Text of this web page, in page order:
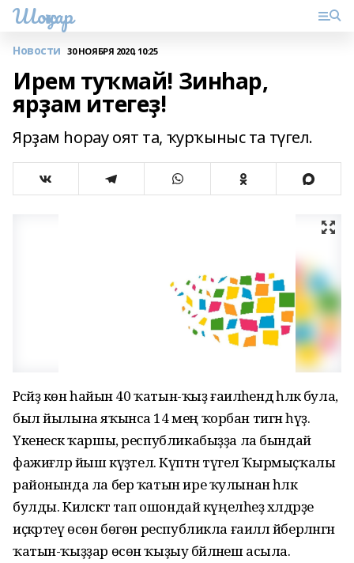
Шоңҡар
Новости 30 НОЯБРЯ 2020, 10:25
Ирем туҡмай! Зинһар,
ярҙам итегеҙ!
Ярҙам һорау оят та, ҡурҡыныс та түгел.
Рәсәйҙә көн һайын 40 ҡатын-ҡыҙ ғаиләһендә һәләк була,
был йылына яҡынса 14 мең ҡорбан тигән һүҙ.
Үкенескә ҡаршы, республикабыҙҙа ла бындай
фажиғәләр йыш күҙәтелә. Күптән түгел Ҡырмыҫҡалы
районында ла бер ҡатын ире ҡулынан һәләк
булды. Киләсәктә тап ошондай күңелһеҙ хәлдәрҙе
иҫкәртеү өсөн бөгөн республикла ғаиләлә йәберләнгән
ҡатын-ҡыҙҙар өсөн ҡыҙыу бәйләнеш асыла.